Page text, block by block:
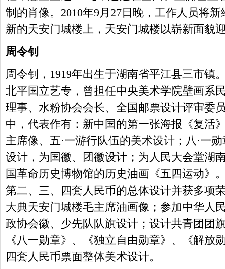
制的肖像。2010年9月27日晚，工作人员将
新的天安门城楼上，天安门城楼以崭新面貌
周令钊
周令钊，1919年出生于湖南省平江县三市镇
北平国立艺专，曾担任中央美术学院壁画系
理事、水粉协会会长、全国邮票设计评审委
中，代表作有：新中国的第一张海报《复活
主席像、五·一游行队伍的美术设计；八·一
设计，为国徽、团徽设计；为人民大会堂湖
国革命历史博物馆的历史油画《五四运动》
第二、三、四套人民币的总体设计并获多项
大典天安门城楼毛主席油画像；参加中华人
政协会徽、少先队队旗设计；设计共青团团
《八一勋章》、《独立自由勋章》、《解放
四套人民币票面整体美术设计。